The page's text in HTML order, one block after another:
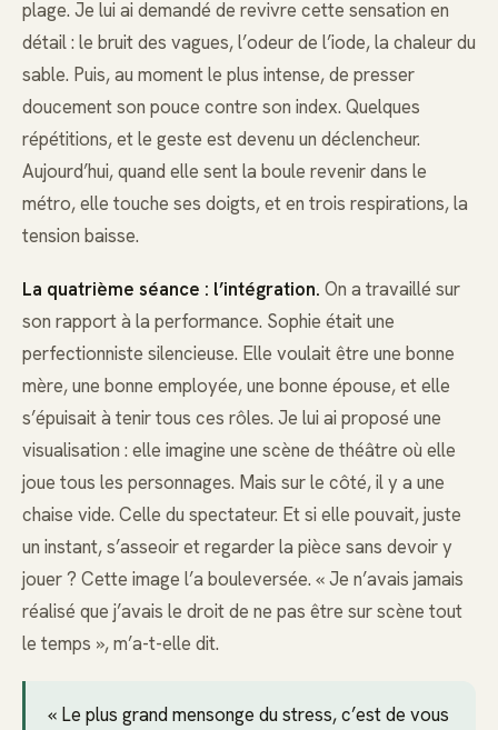
plage. Je lui ai demandé de revivre cette sensation en
détail : le bruit des vagues, l’odeur de l’iode, la chaleur du
sable. Puis, au moment le plus intense, de presser
doucement son pouce contre son index. Quelques
répétitions, et le geste est devenu un déclencheur.
Aujourd’hui, quand elle sent la boule revenir dans le
métro, elle touche ses doigts, et en trois respirations, la
tension baisse.
La quatrième séance : l’intégration. On a travaillé sur
son rapport à la performance. Sophie était une
perfectionniste silencieuse. Elle voulait être une bonne
mère, une bonne employée, une bonne épouse, et elle
s’épuisait à tenir tous ces rôles. Je lui ai proposé une
visualisation : elle imagine une scène de théâtre où elle
joue tous les personnages. Mais sur le côté, il y a une
chaise vide. Celle du spectateur. Et si elle pouvait, juste
un instant, s’asseoir et regarder la pièce sans devoir y
jouer ? Cette image l’a bouleversée. « Je n’avais jamais
réalisé que j’avais le droit de ne pas être sur scène tout
le temps », m’a-t-elle dit.
« Le plus grand mensonge du stress, c’est de vous